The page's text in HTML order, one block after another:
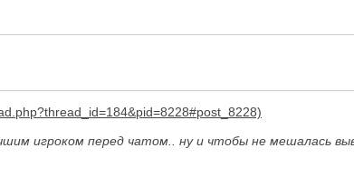
игроком перед чатом.. ну и чтобы не мешалась